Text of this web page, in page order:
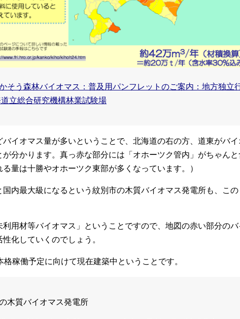
そう森林バイオマス：普及用パンフレットのご案内：地方独立
立総合研究機構林業試験場
バイオマス量が多いということで、北海道の右の方、道東がバ
が分かります。真っ赤な部分には「オホーツク管内」がちゃん
る量は十勝やオホーツク東部が多くなっています。）
国内最大級になるという紋別市の木質バイオマス発電所も、こ
利用材等バイオマス」ということですので、地図の赤い部分の
化していくのでしょう。
稼働予定に向けて現在建築中ということです。